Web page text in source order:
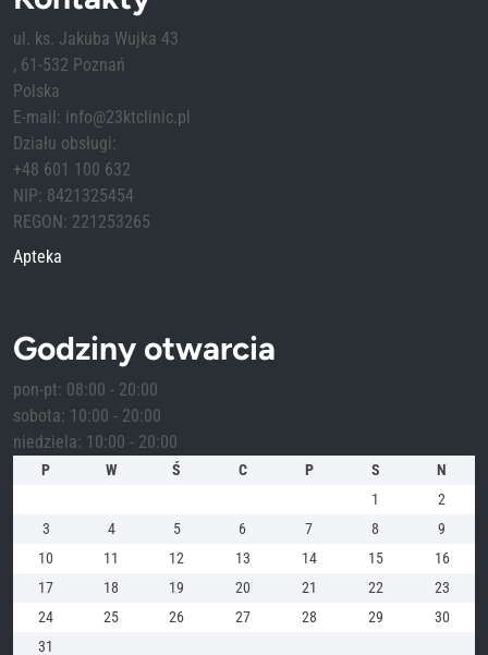
ul. ks. Jakuba Wujka 43
, 61-532 Poznań
Polska
E-mail: info@23ktclinic.pl
Działu obsługi:
+48 601 100 632
NIP: 8421325454
REGON: 221253265
Apteka
Godziny otwarcia
pon-pt: 08:00 - 20:00
sobota: 10:00 - 20:00
niedziela: 10:00 - 20:00
P W Ś C P S
N
1
2
3
4 5 6 7 8
9
10
11 12 13 14 15
16
17
18 19 20 21 22
23
24
25 26 27 28 29
30
31